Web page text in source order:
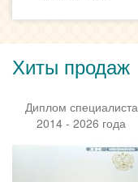
Хиты продаж
Диплом специалиста
2014 - 2026 года